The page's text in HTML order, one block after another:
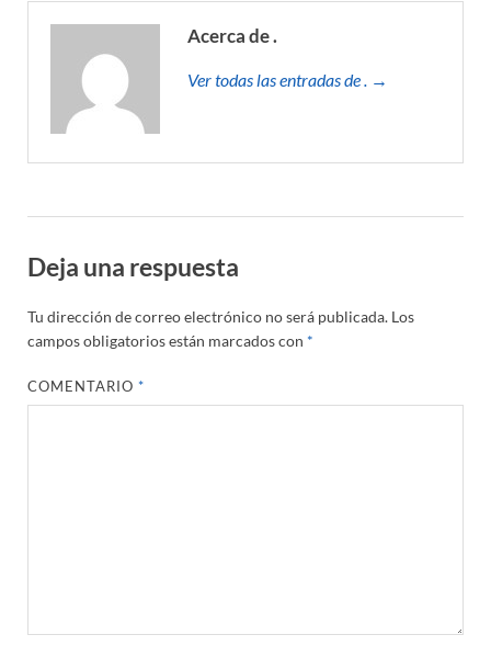
Acerca de .
Ver todas las entradas de . →
Deja una respuesta
Tu dirección de correo electrónico no será publicada. Los
campos obligatorios están marcados con *
COMENTARIO*